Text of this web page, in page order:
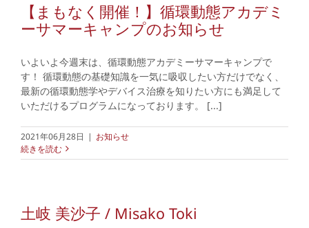
【まもなく開催！】循環動態アカデミ
ーサマーキャンプのお知らせ
いよいよ今週末は、循環動態アカデミーサマーキャンプで
す！ 循環動態の基礎知識を一気に吸収したい方だけでなく、
最新の循環動態学やデバイス治療を知りたい方にも満足して
いただけるプログラムになっております。 [...]
2021年06月28日 | お知らせ
続きを読む
土岐 美沙子 / Misako Toki